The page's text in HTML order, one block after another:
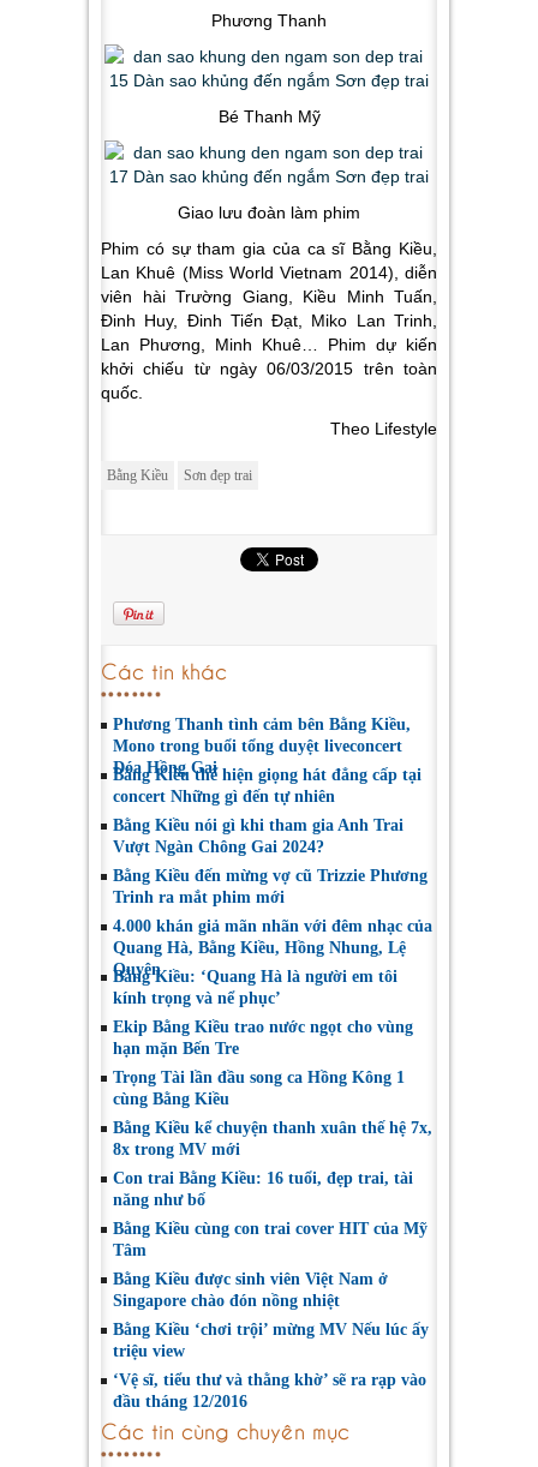
Phương Thanh
Bé Thanh Mỹ
Giao lưu đoàn làm phim
Phim có sự tham gia của ca sĩ Bằng Kiều,
Lan Khuê (Miss World Vietnam 2014), diễn
viên hài Trường Giang, Kiều Minh Tuấn,
Đinh Huy, Đinh Tiến Đạt, Miko Lan Trinh,
Lan Phương, Minh Khuê… Phim dự kiến
khởi chiếu từ ngày 06/03/2015 trên toàn
quốc.
Theo Lifestyle
Bằng Kiều Sơn đẹp trai
Các tin khác
Phương Thanh tình cảm bên Bằng Kiều,
Mono trong buổi tổng duyệt liveconcert
Đóa Hồng Gai
Bằng Kiều thể hiện giọng hát đẳng cấp tại
concert Những gì đến tự nhiên
Bằng Kiều nói gì khi tham gia Anh Trai
Vượt Ngàn Chông Gai 2024?
Bằng Kiều đến mừng vợ cũ Trizzie Phương
Trinh ra mắt phim mới
4.000 khán giả mãn nhãn với đêm nhạc của
Quang Hà, Bằng Kiều, Hồng Nhung, Lệ
Quyên
Bằng Kiều: ‘Quang Hà là người em tôi
kính trọng và nể phục’
Ekip Bằng Kiều trao nước ngọt cho vùng
hạn mặn Bến Tre
Trọng Tài lần đầu song ca Hồng Kông 1
cùng Bằng Kiều
Bằng Kiều kể chuyện thanh xuân thế hệ 7x,
8x trong MV mới
Con trai Bằng Kiều: 16 tuổi, đẹp trai, tài
năng như bố
Bằng Kiều cùng con trai cover HIT của Mỹ
Tâm
Bằng Kiều được sinh viên Việt Nam ở
Singapore chào đón nồng nhiệt
Bằng Kiều ‘chơi trội’ mừng MV Nếu lúc ấy
triệu view
‘Vệ sĩ, tiểu thư và thằng khờ’ sẽ ra rạp vào
đầu tháng 12/2016
Các tin cùng chuyên mục